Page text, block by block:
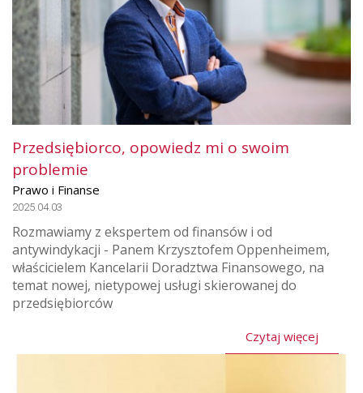
Przedsiębiorco, opowiedz mi o swoim
problemie
Prawo i Finanse
2025.04.03
Rozmawiamy z ekspertem od finansów i od
antywindykacji - Panem Krzysztofem Oppenheimem,
właścicielem Kancelarii Doradztwa Finansowego, na
temat nowej, nietypowej usługi skierowanej do
przedsiębiorców
Czytaj więcej